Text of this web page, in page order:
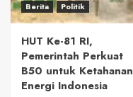
Berita Politik
HUT Ke-81 RI,
Pemerintah Perkuat
B50 untuk Ketahanan
Energi Indonesia